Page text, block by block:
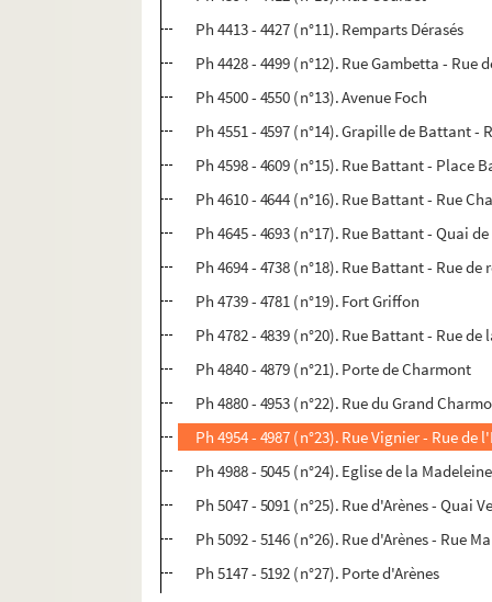
Ph 4413 - 4427 (n°11). Remparts Dérasés
Ph 4428 - 4499 (n°12). Rue Gambetta - Rue
Ph 4500 - 4550 (n°13). Avenue Foch
Ph 4551 - 4597 (n°14). Grapille de Battant
Ph 4598 - 4609 (n°15). Rue Battant - Place
Ph 4610 - 4644 (n°16). Rue Battant - Rue
Ph 4645 - 4693 (n°17). Rue Battant - Quai
Ph 4694 - 4738 (n°18). Rue Battant - Rue
Ph 4739 - 4781 (n°19). Fort Griffon
Ph 4782 - 4839 (n°20). Rue Battant - Rue
Ph 4840 - 4879 (n°21). Porte de Charmont
Ph 4880 - 4953 (n°22). Rue du Grand
Ph 4954 - 4987 (n°23). Rue Vignier - Rue
Ph 4988 - 5045 (n°24). Eglise de la
Ph 5047 - 5091 (n°25). Rue d'Arènes - Quai
Ph 5092 - 5146 (n°26). Rue d'Arènes - Rue
Ph 5147 - 5192 (n°27). Porte d'Arènes